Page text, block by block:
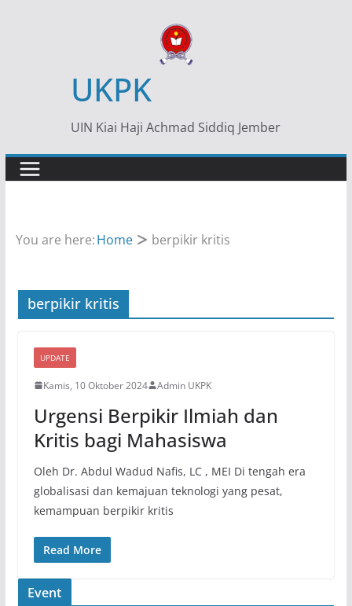
UKPK
UIN Kiai Haji Achmad Siddiq Jember
You are here:Home berpikir kritis
berpikir kritis
UPDATE
Kamis, 10 Oktober 2024 Admin UKPK
Urgensi Berpikir Ilmiah dan
Kritis bagi Mahasiswa
Oleh Dr. Abdul Wadud Nafis, LC , MEI Di tengah era
globalisasi dan kemajuan teknologi yang pesat,
kemampuan berpikir kritis
Read More
Event